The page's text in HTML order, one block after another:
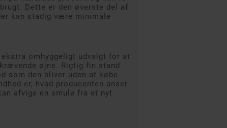
Dette er den øverste del af
kan stadig være minimale
ekstra omhyggeligt udvalgt for at
øjne. Rigtig fin stand
som den bliver uden at købe
er, hvad producenten anser
afvige en smule fra et nyt